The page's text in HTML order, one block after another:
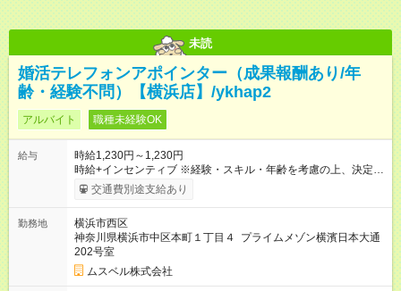
未読
婚活テレフォンアポインター（成果報酬あり/年
齢・経験不問）【横浜店】/ykhap2
アルバイト 職種未経験OK
給与
時給1,230円～1,230円
時給+インセンティブ ※経験・スキル・年齢を考慮の上、決定し
ます。 《成果に応じたインセンティブ支給例》 テレアポ未経
験、入社5ヶ月目の女性パートさんが、時給に加えて、月7万円
果・貢献に応じた報酬制度が導入されています。 ※試用期間は3
ヶ月で、その間は有期契約です。そのほかの条件に変更はあり
ません。 【試用期間】試用期間あり 試用期間の長さ：2ヶ月
※ 雇用形態と給与に、本採用時と異なる部分があります。 雇用
形態：中途採用（契約社員） 給与：本採用時と同じです。 ※試
交通費別途支給あり
勤務地
横浜市西区
神奈川県横浜市中区本町１丁目４ プライムメゾン横濱日本大通
202号室
ムスベル株式会社